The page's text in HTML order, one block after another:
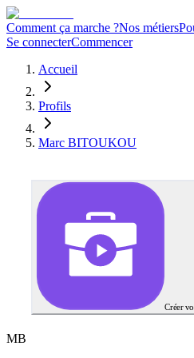
Comment ça marche ?Nos métiers
Se connecterCommencer
Accueil
Profils
Marc BITOUKOU
Créer
MB